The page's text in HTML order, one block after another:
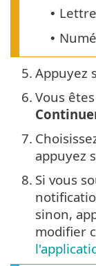
•
•
5. Appuyez
6. Vous
7.
appuyez
8. Si vous
sinon,
modifier